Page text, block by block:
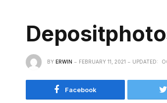
BY ERWIN FEBRUARY 11, 2021 UPDATED:
Facebook